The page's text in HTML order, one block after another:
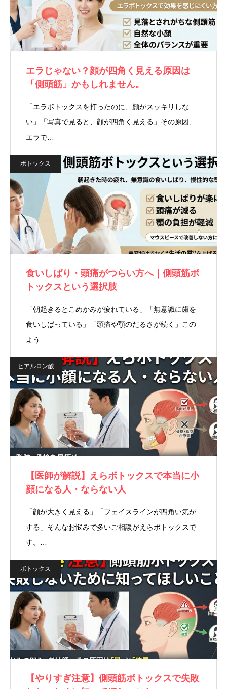
エラじゃない？顔が四角く見える原因は
「側頭筋」かもしれません。
「エラボトックスを打ったのに、顔がスッキリしな
い」「写真で見ると、顔が四角く見える」その原因、
エラで…
ボトックス
食いしばり・頭痛がつらい方へ｜側頭筋ボ
トックスという選択肢
「朝起きるとこめかみが疲れている」「無意識に歯を
食いしばっている」「頭痛や顎のだるさが続く」この
よう…
ヒアルロン酸
【医師が解説】えらボトックスで本当に小
顔になる人・ならない人
「顔が大きく見える」「フェイスラインが四角い気が
する」そんなお悩みで多いご相談がえらボトックスで
す。…
ボトックス
【やりすぎ注意】側頭筋ボトックスで失敗